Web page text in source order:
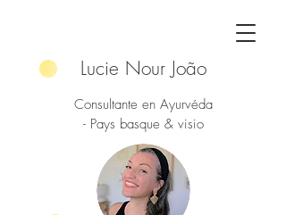
Lucie Nour João
Consultante en Ayurvéda
- Pays basque & visio